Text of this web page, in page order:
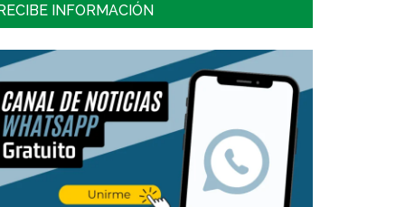
INFORMACIÓN